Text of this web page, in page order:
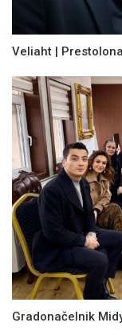
Veliaht |
Gradonačelnik